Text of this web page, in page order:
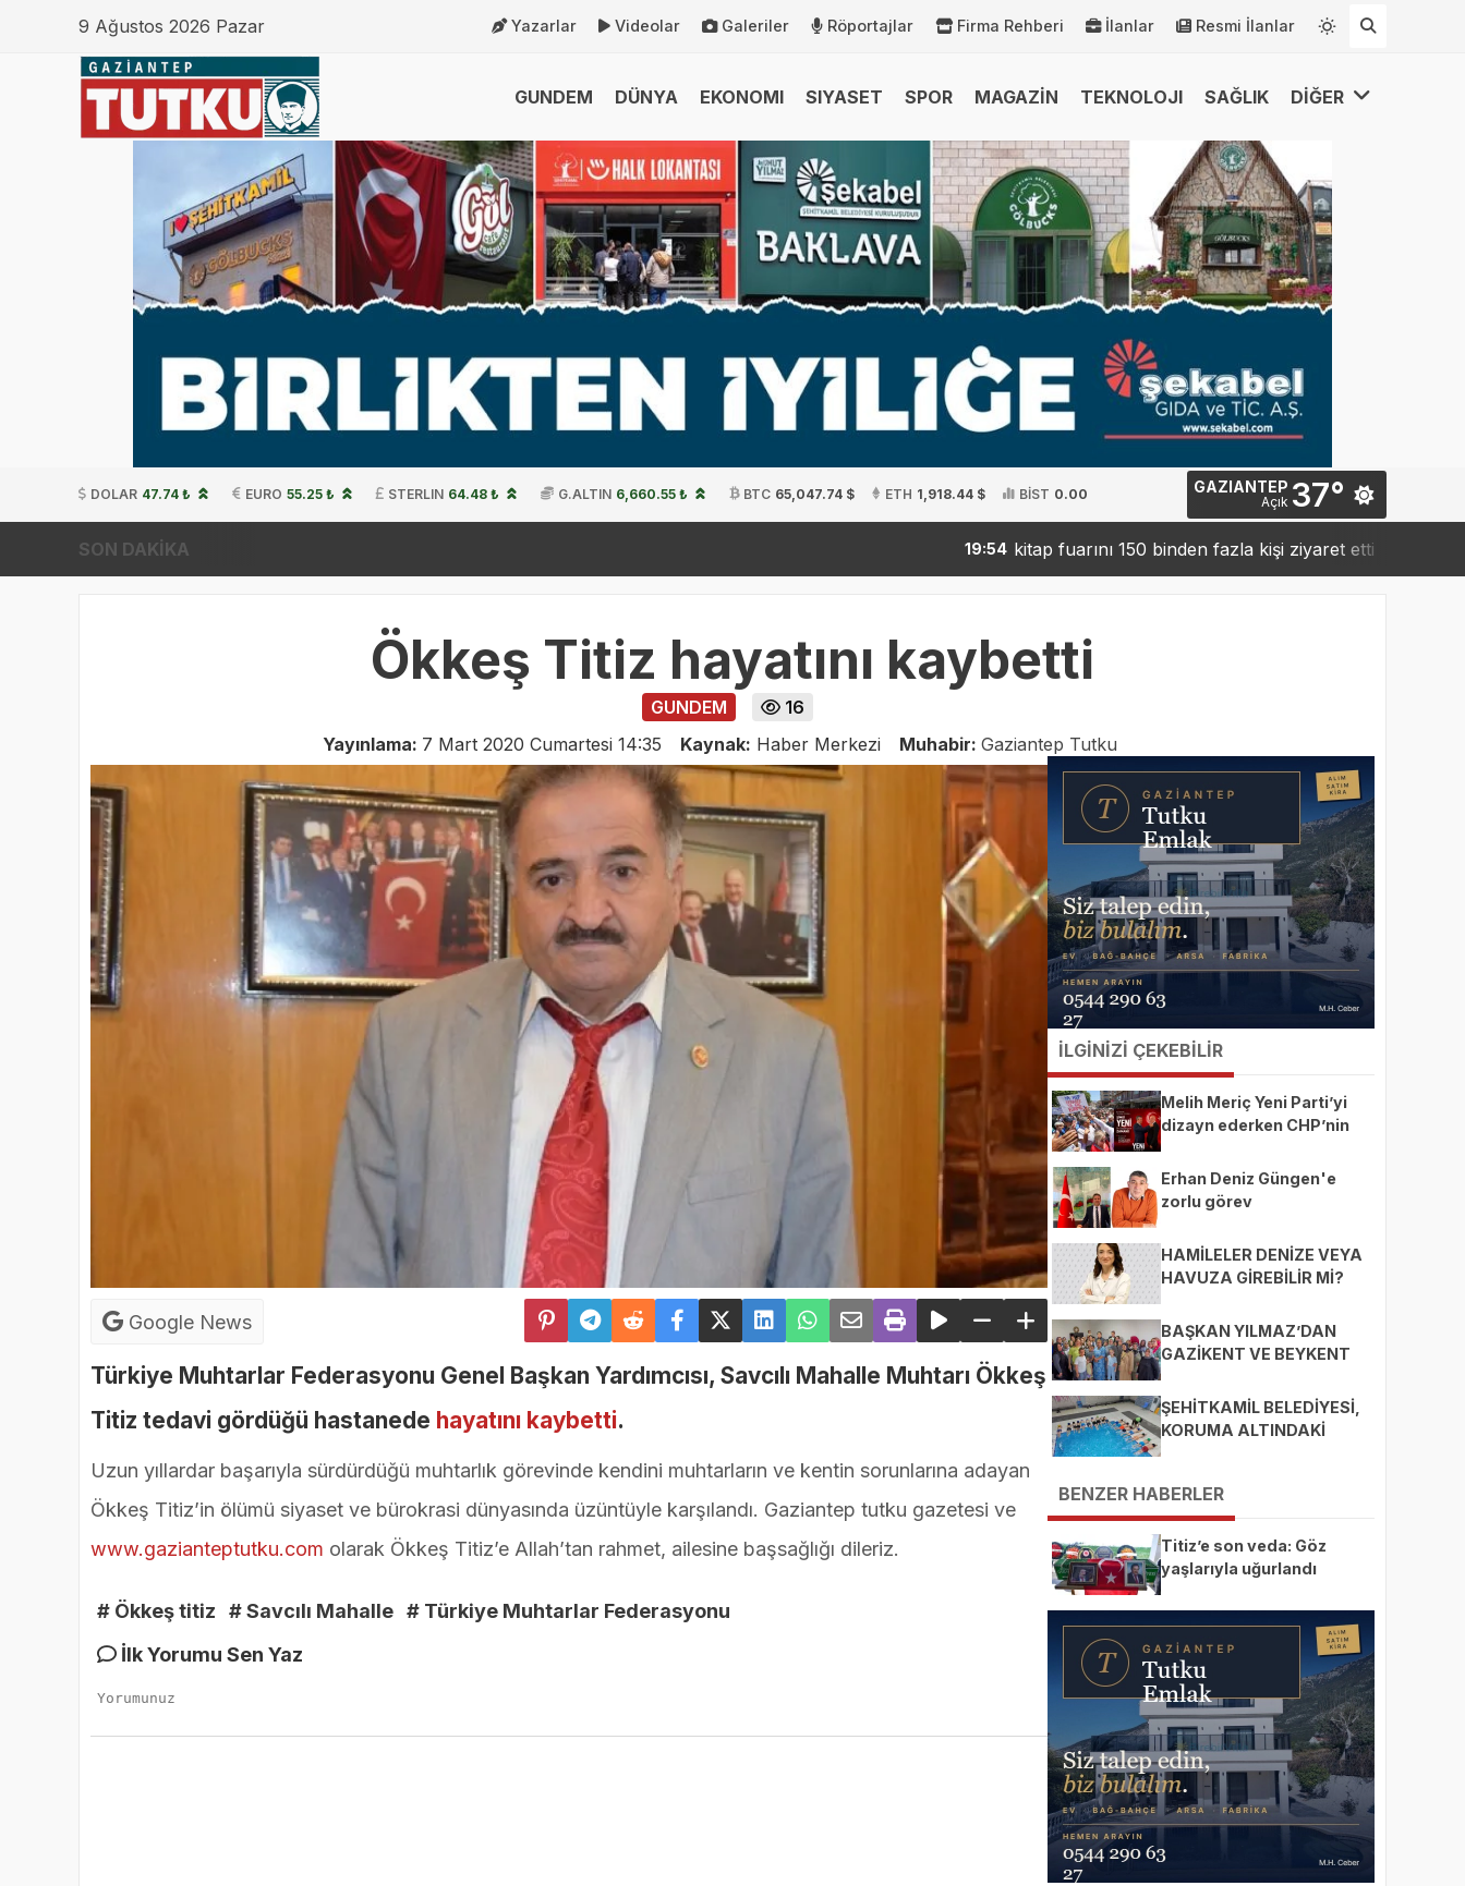
9 Ağustos 2026 Pazar Yazarlar Videolar Galeriler Röportajlar Firma Rehberi İlanlar Resmi İlanlar
GUNDEM DÜNYA EKONOMI SIYASET SPOR MAGAZİN TEKNOLOJI SAĞLIK DİĞER
DOLAR 47.74 ₺ EURO 55.25 ₺ STERLIN 64.48 ₺ G.ALTIN 6,660.55 ₺ BTC 65,047.74 $ ETH 1,918.44 $ BİST 0.00 GAZIANTEP
Açık 37°
SON DAKİKA kitap fuarını 150 binden fazla kişi ziyaret etti 19:42 Sanko’dan
Ökkeş Titiz hayatını kaybetti
GUNDEM
16
Yayınlama: 7 Mart 2020 Cumartesi 14:35 Kaynak: Haber Merkezi Muhabir: Gaziantep Tutku
Google News
Türkiye Muhtarlar Federasyonu Genel Başkan Yardımcısı, Savcılı Mahalle Muhtarı Ökkeş
Titiz tedavi gördüğü hastanede hayatını kaybetti.
Uzun yıllardar başarıyla sürdürdüğü muhtarlık görevinde kendini muhtarların ve kentin sorunlarına adayan
Ökkeş Titiz’in ölümü siyaset ve bürokrasi dünyasında üzüntüyle karşılandı. Gaziantep tutku gazetesi ve
www.gazianteptutku.com olarak Ökkeş Titiz’e Allah’tan rahmet, ailesine başsağlığı dileriz.
# Ökkeş titiz # Savcılı Mahalle # Türkiye Muhtarlar Federasyonu
İlk Yorumu Sen Yaz
İLGİNİZİ ÇEKEBİLİR
Melih Meriç Yeni Parti’yi
dizayn ederken CHP’nin
Erhan Deniz Güngen'e
zorlu görev
HAMİLELER DENİZE VEYA
HAVUZA GİREBİLİR Mİ?
BAŞKAN YILMAZ’DAN
GAZİKENT VE BEYKENT
ŞEHİTKAMİL BELEDİYESİ,
KORUMA ALTINDAKİ
BENZER HABERLER
Titiz’e son veda: Göz
yaşlarıyla uğurlandı